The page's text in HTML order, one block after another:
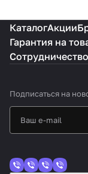
КаталогАкции
Гарантия на
Сотрудничество
Подписаться на